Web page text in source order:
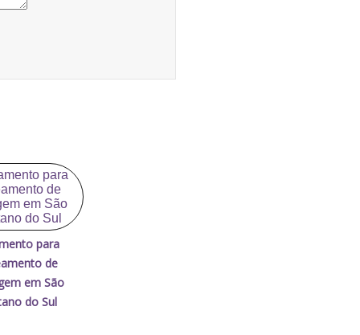
para
de
em São
do Sul